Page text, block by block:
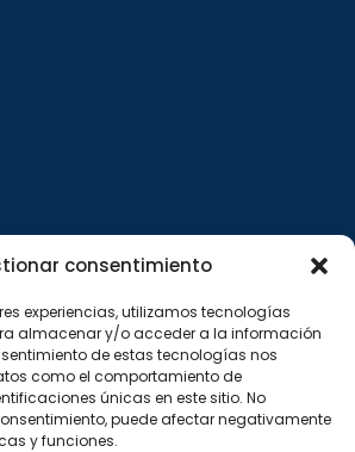
consentimiento
experiencias, utilizamos tecnologías
almacenar y/o acceder a la información
de estas tecnologías nos
como el comportamiento de
únicas en este sitio. No
puede afectar negativamente
y funciones.